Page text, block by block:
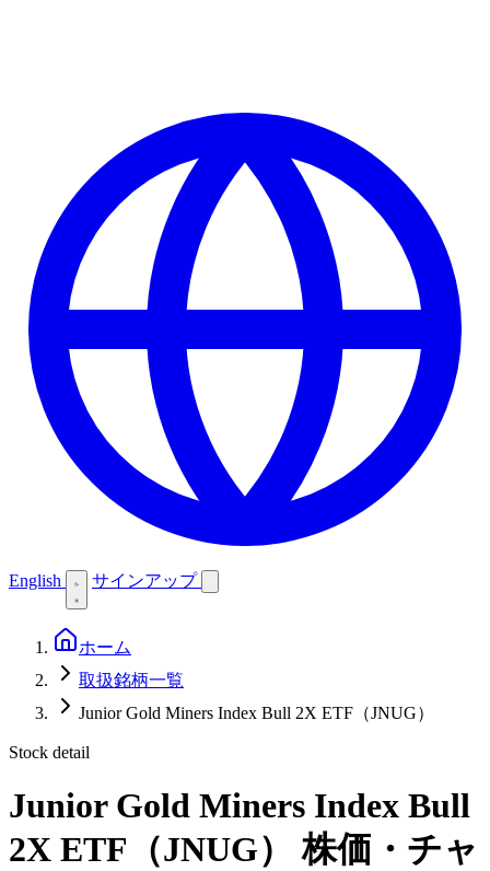
English サインアップ
ホーム
取扱銘柄一覧
Junior Gold Miners Index Bull 2X ETF（JNUG）
Stock detail
Junior Gold Miners Index Bull
2X ETF（JNUG）
株価・チャ